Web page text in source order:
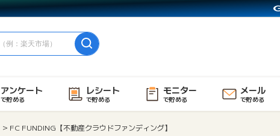
アンケート
で貯める
レシート
で貯める
モニター
で貯める
メール
で貯める
FC FUNDING【不動産クラウドファンディング】